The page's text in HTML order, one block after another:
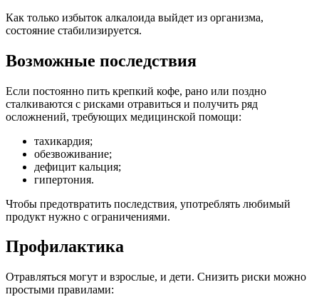
Как только избыток алкалоида выйдет из организма,
состояние стабилизируется.
Возможные последствия
Если постоянно пить крепкий кофе, рано или поздно
сталкиваются с рисками отравиться и получить ряд
осложнений, требующих медицинской помощи:
тахикардия;
обезвоживание;
дефицит кальция;
гипертония.
Чтобы предотвратить последствия, употреблять любимый
продукт нужно с ограничениями.
Профилактика
Отравляться могут и взрослые, и дети. Снизить риски можно
простыми правилами: